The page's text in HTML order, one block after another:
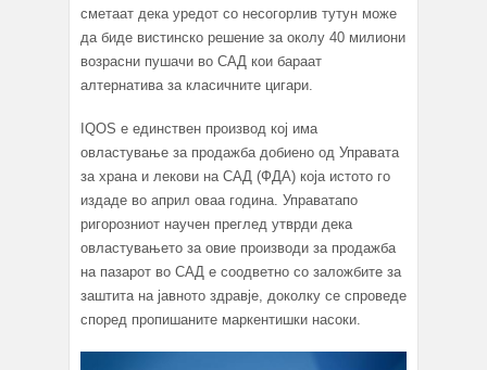
сметаат дека уредот со несогорлив тутун може
да биде вистинско решение за околу 40 милиони
возрасни пушачи во САД кои бараат
алтернатива за класичните цигари.
IQOS е единствен производ кој има
овластување за продажба добиено од Управата
за храна и лекови на САД (ФДА) која истото го
издаде во април оваа година. Управатапо
ригорозниот научен преглед утврди дека
овластувањето за овие производи за продажба
на пазарот во САД е соодветно со заложбите за
заштита на јавното здравје, доколку се спроведе
според пропишаните маркентишки насоки.